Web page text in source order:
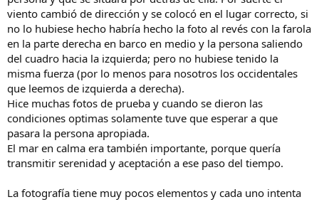
viento cambió de dirección y se colocó en el lugar correcto, si
no lo hubiese hecho habría hecho la foto al revés con la farola
en la parte derecha en barco en medio y la persona saliendo
del cuadro hacia la izquierda; pero no hubiese tenido la
misma fuerza (por lo menos para nosotros los occidentales
que leemos de izquierda a derecha).
Hice muchas fotos de prueba y cuando se dieron las
condiciones optimas solamente tuve que esperar a que
pasara la persona apropiada.
El mar en calma era también importante, porque quería
transmitir serenidad y aceptación a ese paso del tiempo.
La fotografía tiene muy pocos elementos y cada uno intenta